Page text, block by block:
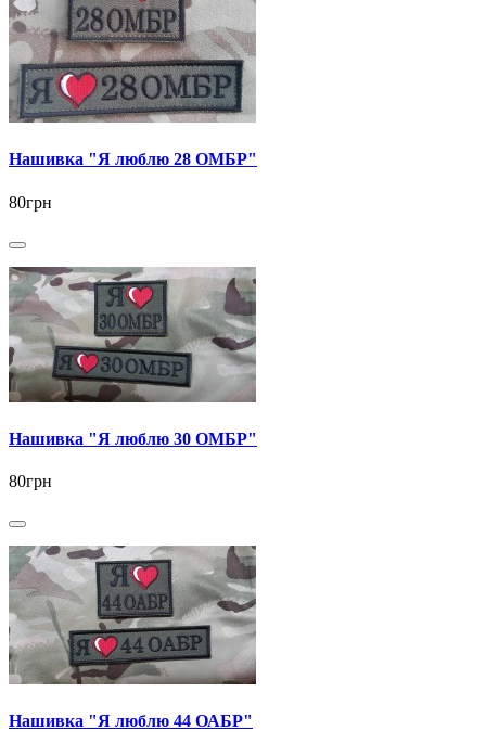
Нашивка "Я люблю 28 ОМБР"
80грн
Нашивка "Я люблю 30 ОМБР"
80грн
Нашивка "Я люблю 44 ОАБР"